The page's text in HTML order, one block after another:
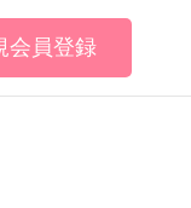
会員登録